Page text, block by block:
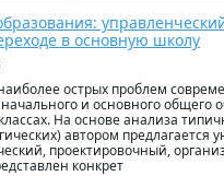
в основную школу
острых проблем
и основного общего
На основе анализа
автором предлагается
проектировочный,
конкрет